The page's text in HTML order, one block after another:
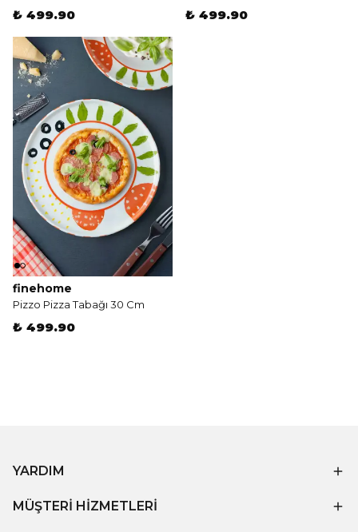
₺ 499.90 ₺ 499.90
finehome
Pizzo Pizza Tabağı 30 Cm
₺ 499.90
YARDIM
MÜŞTERİ HİZMETLERİ